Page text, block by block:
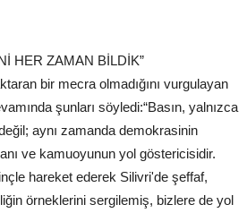
HER ZAMAN BİLDİK”
bir mecra olmadığını vurgulayan
şunları söyledi:“Basın, yalnızca
aynı zamanda demokrasinin
ve kamuoyunun yol göstericisidir.
hareket ederek Silivri'de şeffaf,
örneklerini sergilemiş, bizlere de yol